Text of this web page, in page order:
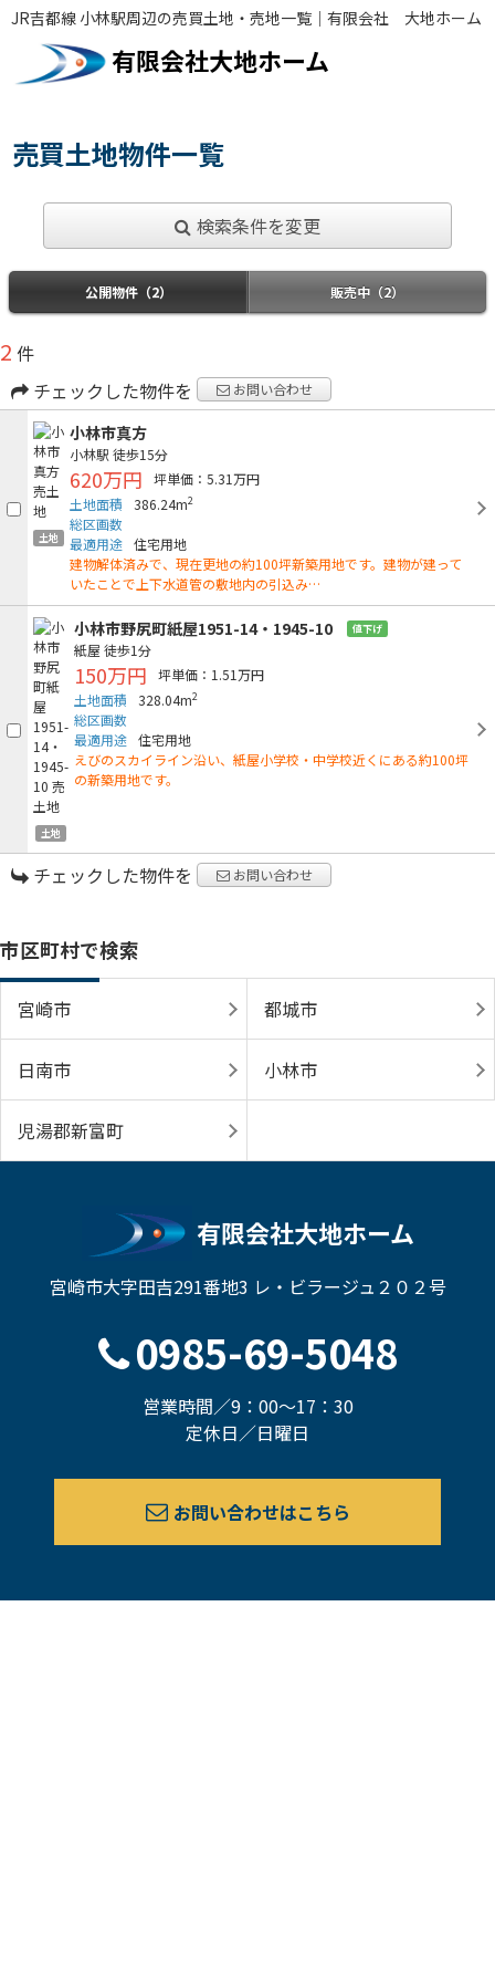
JR吉都線 小林駅周辺の売買土地・売地一覧｜有限会社 大地ホーム
有限会社大地ホーム
売買土地物件一覧
検索条件を変更
公開物件（2） 販売中（2）
2 件
チェックした物件を
お問い合わせ
土地
小林市真方
小林駅 徒歩15分
620万円
坪単価：5.31万円
土地面積
386.24m2
総区画数
最適用途 住宅用地
建物解体済みで、現在更地の約100坪新築用地です。建物が建って
いたことで上下水道管の敷地内の引込み…
土地
小林市野尻町紙屋1951-14・1945-10 値下げ
紙屋 徒歩1分
150万円
坪単価：1.51万円
土地面積
328.04m2
総区画数
最適用途 住宅用地
えびのスカイライン沿い、紙屋小学校・中学校近くにある約100坪
の新築用地です。
チェックした物件を お問い合わせ
市区町村で検索
宮崎市 都城市
日南市 小林市
児湯郡新富町
有限会社大地ホーム
宮崎市大字田吉291番地3 レ・ビラージュ２０２号
0985-69-5048
営業時間／9：00～17：30
定休日／日曜日
お問い合わせはこちら